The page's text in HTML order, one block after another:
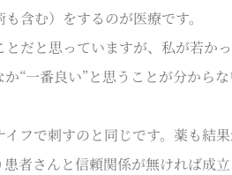
含む）をするのが医療です。
だと思っていますが、私が若か
“一番良い”と思うことが分から
フで刺すのと同じです。薬も結
者さんと信頼関係が無ければ成